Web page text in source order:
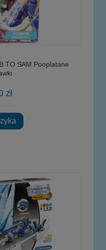
TO SAM Pooplatane
zł